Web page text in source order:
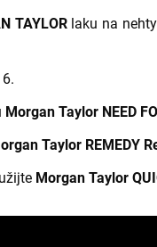
TAYLORlaku na
Morgan Taylor NEED
Taylor REMEDY
Morgan Taylor